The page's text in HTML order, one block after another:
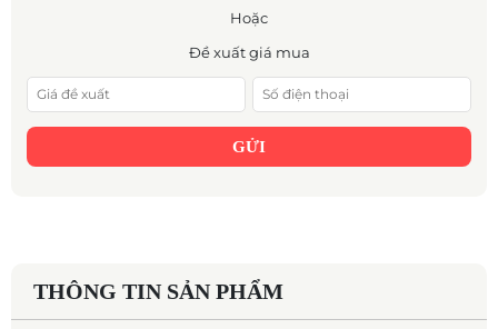
Hoặc
Đề xuất giá mua
GỬI
THÔNG TIN SẢN PHẨM